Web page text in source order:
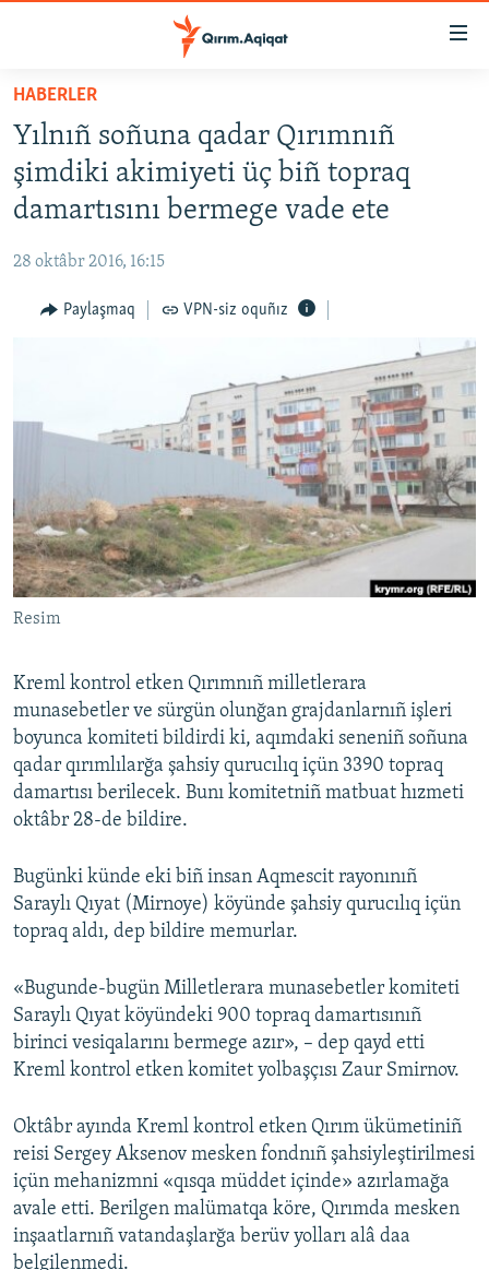
Esas
qaytmaq
Baş
navigatsiyağa
qaytmaq
Qıdıruvğa
HABERLER
SİYASET
İQTİSADİYAT
MEDENİYET
İNSAN AQLARI
BLOGLAR
Русский
Українською
QOŞULIÑIZ!
RFE/RS bütün saytları
HABERLER
Yılnıñ soñuna qadar Qırımnıñ
şimdiki akimiyeti üç biñ topraq
damartısını bermege vade ete
28 oktâbr 2016, 16:15
Paylaşmaq VPN-siz oquñız
Resim
Kreml kontrol etken Qırımnıñ milletlerara
munasebetler ve sürgün olunğan grajdanlarnıñ işleri
boyunca komiteti bildirdi ki, aqımdaki seneniñ soñuna
qadar qırımlılarğa şahsiy qurucılıq içün 3390 topraq
damartısı berilecek. Bunı komitetniñ matbuat hızmeti
oktâbr 28-de bildire.
Bugünki künde eki biñ insan Aqmescit rayonınıñ
Saraylı Qıyat (Mirnoye) köyünde şahsiy qurucılıq içün
topraq aldı, dep bildire memurlar.
«Bugunde-bugün Milletlerara munasebetler komiteti
Saraylı Qıyat köyündeki 900 topraq damartısınıñ
birinci vesiqalarını bermege azır», – dep qayd etti
Kreml kontrol etken komitet yolbaşçısı Zaur Smirnov.
Oktâbr ayında Kreml kontrol etken Qırım ükümetiniñ
reisi Sergey Aksenov mesken fondnıñ şahsiyleştirilmesi
içün mehanizmni «qısqa müddet içinde» azırlamağa
avale etti. Berilgen malümatqa köre, Qırımda mesken
inşaatlarnıñ vatandaşlarğa berüv yolları alâ daa
belgilenmedi.